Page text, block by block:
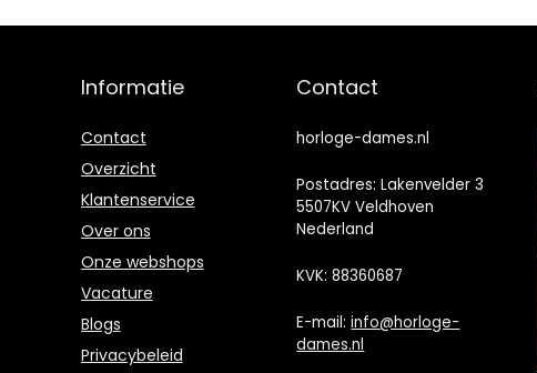
Informatie
Contact
Overzicht
Klantenservice
Over ons
Onze webshops
Vacature
Blogs
Privacybeleid
Contact
horloge-dames.nl
Postadres: Lakenvelder 3
5507KV Veldhoven
Nederland
KVK: 88360687
E-mail:info@horloge-
dames.nl